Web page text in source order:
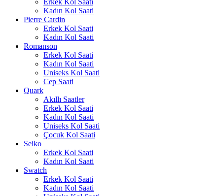
Kadın Kol Saati
Pierre Cardin
Erkek Kol Saati
Kadın Kol Saati
Romanson
Erkek Kol Saati
Kadın Kol Saati
Uniseks Kol Saati
Cep Saati
Quark
Akıllı Saatler
Erkek Kol Saati
Kadın Kol Saati
Uniseks Kol Saati
Çocuk Kol Saati
Seiko
Erkek Kol Saati
Kadın Kol Saati
Swatch
Erkek Kol Saati
Kadın Kol Saati